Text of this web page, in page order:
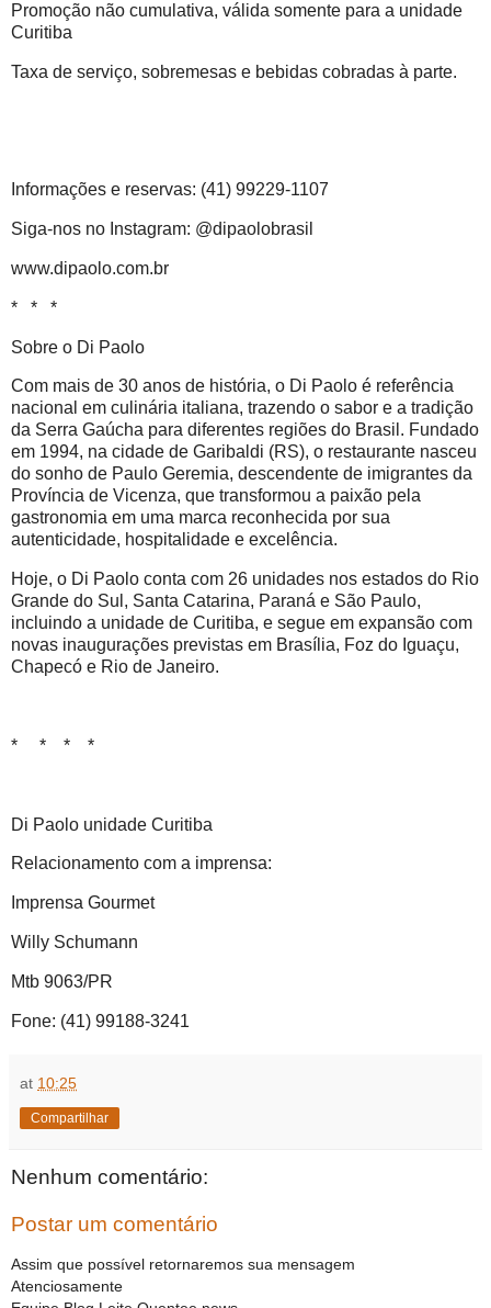
Promoção não cumulativa, válida somente para a unidade
Curitiba
Taxa de serviço, sobremesas e bebidas cobradas à parte.
Informações e reservas: (41) 99229-1107
Siga-nos no Instagram: @dipaolobrasil
www.dipaolo.com.br
* * *
Sobre o Di Paolo
Com mais de 30 anos de história, o Di Paolo é referência
nacional em culinária italiana, trazendo o sabor e a tradição
da Serra Gaúcha para diferentes regiões do Brasil. Fundado
em 1994, na cidade de Garibaldi (RS), o restaurante nasceu
do sonho de Paulo Geremia, descendente de imigrantes da
Província de Vicenza, que transformou a paixão pela
gastronomia em uma marca reconhecida por sua
autenticidade, hospitalidade e excelência.
Hoje, o Di Paolo conta com 26 unidades nos estados do Rio
Grande do Sul, Santa Catarina, Paraná e São Paulo,
incluindo a unidade de Curitiba, e segue em expansão com
novas inaugurações previstas em Brasília, Foz do Iguaçu,
Chapecó e Rio de Janeiro.
* * * *
Di Paolo unidade Curitiba
Relacionamento com a imprensa:
Imprensa Gourmet
Willy Schumann
Mtb 9063/PR
Fone: (41) 99188-3241
at 10:25
Compartilhar
Nenhum comentário:
Postar um comentário
Assim que possível retornaremos sua mensagem
Atenciosamente